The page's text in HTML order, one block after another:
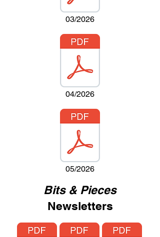
03/2026
04/2026
05/2026
Bits & Pieces
Newsletters